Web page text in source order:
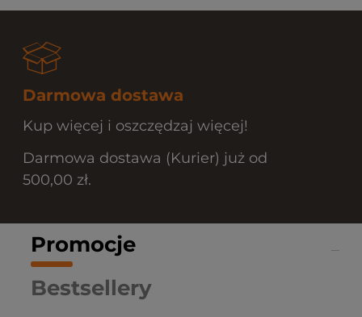
Darmowa dostawa
Kup więcej i oszczędzaj więcej!
Darmowa dostawa (Kurier) już od
500,00 zł.
Promocje
Bestsellery